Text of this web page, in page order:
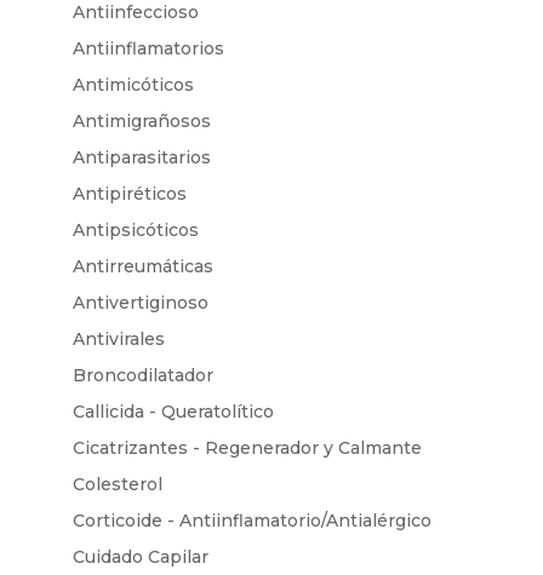
Antiinfeccioso
Antiinflamatorios
Antimicóticos
Antimigrañosos
Antiparasitarios
Antipiréticos
Antipsicóticos
Antirreumáticas
Antivertiginoso
Antivirales
Broncodilatador
Callicida - Queratolítico
Cicatrizantes - Regenerador y Calmante
Colesterol
Corticoide - Antiinflamatorio/Antialérgico
Cuidado Capilar